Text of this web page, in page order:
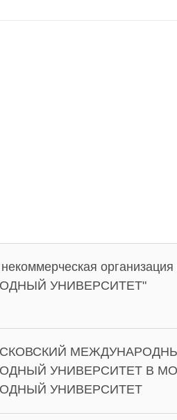
УНИВЕРСИТЕТ"
УНИВЕРСИТЕТ В
УНИВЕРСИТЕТ